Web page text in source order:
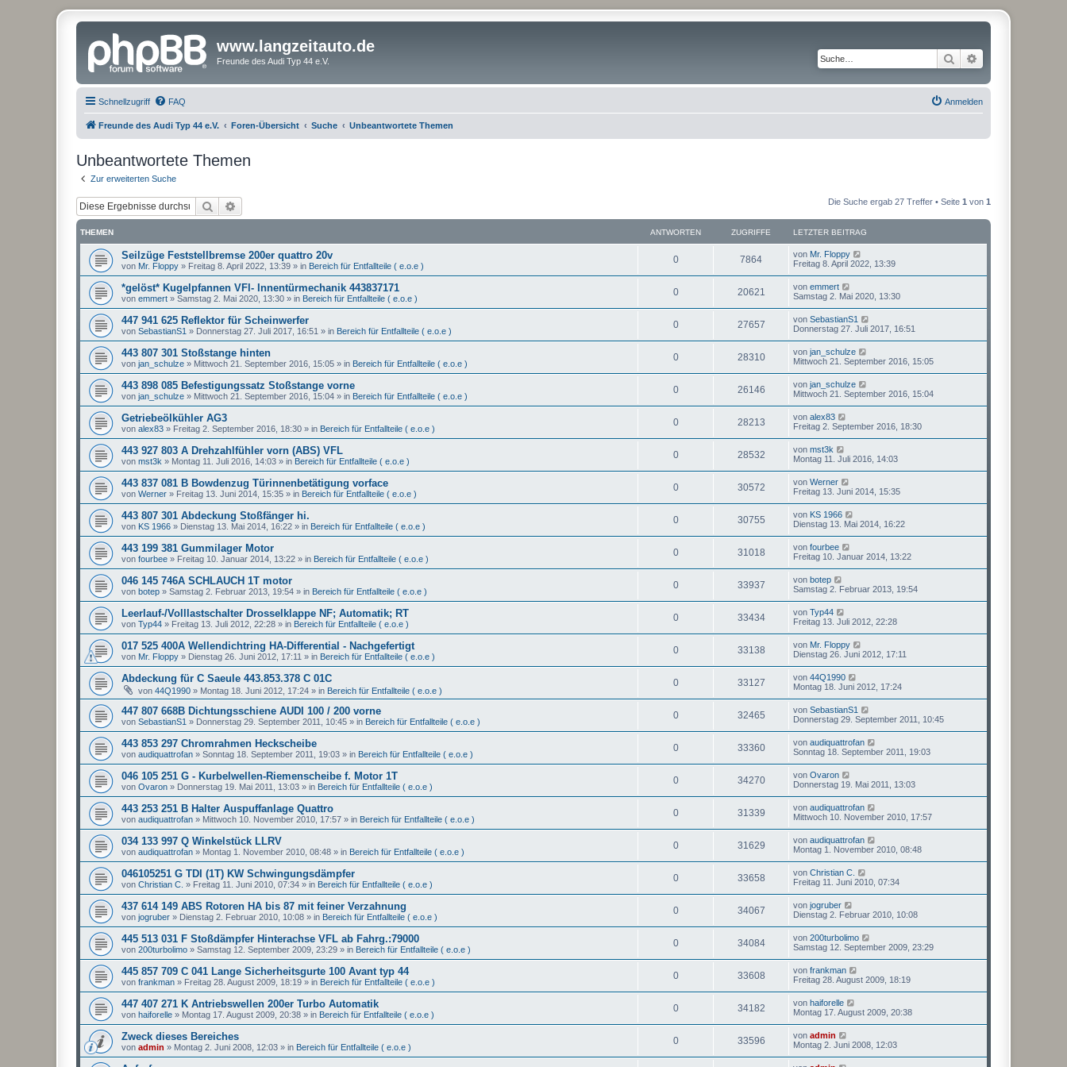
www.langzeitauto.de
Freunde des Audi Typ 44 e.V. Suche
Schnellzugriff FAQ Anmelden
Freunde des Audi Typ 44 e.V. Foren-Übersicht Suche Unbeantwortete Themen
Unbeantwortete Themen
Zur erweiterten Suche
Suche Die Suche ergab 27 Treffer • Seite 1 von 1
THEMEN ANTWORTEN ZUGRIFFE LETZTER BEITRAG
Seilzüge Feststellbremse 200er quattro 20v
von Mr. Floppy » Freitag 8. April 2022, 13:39 » in Bereich für Entfallteile ( e.o.e )
0 7864 von Mr. Floppy
Freitag 8. April 2022, 13:39
*gelöst* Kugelpfannen VFl- Innentürmechanik 443837171
von emmert » Samstag 2. Mai 2020, 13:30 » in Bereich für Entfallteile ( e.o.e )
0 20621 von emmert
Samstag 2. Mai 2020, 13:30
447 941 625 Reflektor für Scheinwerfer
von SebastianS1 » Donnerstag 27. Juli 2017, 16:51 » in Bereich für Entfallteile ( e.o.e )
0 27657 von SebastianS1
Donnerstag 27. Juli 2017, 16:51
443 807 301 Stoßstange hinten
von jan_schulze » Mittwoch 21. September 2016, 15:05 » in Bereich für Entfallteile ( e.o.e )
0 28310 von jan_schulze
Mittwoch 21. September 2016, 15:05
443 898 085 Befestigungssatz Stoßstange vorne
von jan_schulze » Mittwoch 21. September 2016, 15:04 » in Bereich für Entfallteile ( e.o.e )
0 26146 von jan_schulze
Mittwoch 21. September 2016, 15:04
Getriebeölkühler AG3
von alex83 » Freitag 2. September 2016, 18:30 » in Bereich für Entfallteile ( e.o.e )
0 28213 von alex83
Freitag 2. September 2016, 18:30
443 927 803 A Drehzahlfühler vorn (ABS) VFL
von mst3k » Montag 11. Juli 2016, 14:03 » in Bereich für Entfallteile ( e.o.e )
0 28532 von mst3k
Montag 11. Juli 2016, 14:03
443 837 081 B Bowdenzug Türinnenbetätigung vorface
von Werner » Freitag 13. Juni 2014, 15:35 » in Bereich für Entfallteile ( e.o.e )
0 30572 von Werner
Freitag 13. Juni 2014, 15:35
443 807 301 Abdeckung Stoßfänger hi.
von KS 1966 » Dienstag 13. Mai 2014, 16:22 » in Bereich für Entfallteile ( e.o.e )
0 30755 von KS 1966
Dienstag 13. Mai 2014, 16:22
443 199 381 Gummilager Motor
von fourbee » Freitag 10. Januar 2014, 13:22 » in Bereich für Entfallteile ( e.o.e )
0 31018 von fourbee
Freitag 10. Januar 2014, 13:22
046 145 746A SCHLAUCH 1T motor
von botep » Samstag 2. Februar 2013, 19:54 » in Bereich für Entfallteile ( e.o.e )
0 33937 von botep
Samstag 2. Februar 2013, 19:54
Leerlauf-/Volllastschalter Drosselklappe NF; Automatik; RT
von Typ44 » Freitag 13. Juli 2012, 22:28 » in Bereich für Entfallteile ( e.o.e )
0 33434 von Typ44
Freitag 13. Juli 2012, 22:28
017 525 400A Wellendichtring HA-Differential - Nachgefertigt
von Mr. Floppy » Dienstag 26. Juni 2012, 17:11 » in Bereich für Entfallteile ( e.o.e )
0 33138 von Mr. Floppy
Dienstag 26. Juni 2012, 17:11
Abdeckung für C Saeule 443.853.378 C 01C
von 44Q1990 » Montag 18. Juni 2012, 17:24 » in Bereich für Entfallteile ( e.o.e )
0 33127 von 44Q1990
Montag 18. Juni 2012, 17:24
447 807 668B Dichtungsschiene AUDI 100 / 200 vorne
von SebastianS1 » Donnerstag 29. September 2011, 10:45 » in Bereich für Entfallteile ( e.o.e )
0 32465 von SebastianS1
Donnerstag 29. September 2011, 10:45
443 853 297 Chromrahmen Heckscheibe
von audiquattrofan » Sonntag 18. September 2011, 19:03 » in Bereich für Entfallteile ( e.o.e )
0 33360 von audiquattrofan
Sonntag 18. September 2011, 19:03
046 105 251 G - Kurbelwellen-Riemenscheibe f. Motor 1T
von Ovaron » Donnerstag 19. Mai 2011, 13:03 » in Bereich für Entfallteile ( e.o.e )
0 34270 von Ovaron
Donnerstag 19. Mai 2011, 13:03
443 253 251 B Halter Auspuffanlage Quattro
von audiquattrofan » Mittwoch 10. November 2010, 17:57 » in Bereich für Entfallteile ( e.o.e )
0 31339 von audiquattrofan
Mittwoch 10. November 2010, 17:57
034 133 997 Q Winkelstück LLRV
von audiquattrofan » Montag 1. November 2010, 08:48 » in Bereich für Entfallteile ( e.o.e )
0 31629 von audiquattrofan
Montag 1. November 2010, 08:48
046105251 G TDI (1T) KW Schwingungsdämpfer
von Christian C. » Freitag 11. Juni 2010, 07:34 » in Bereich für Entfallteile ( e.o.e )
0 33658 von Christian C.
Freitag 11. Juni 2010, 07:34
437 614 149 ABS Rotoren HA bis 87 mit feiner Verzahnung
von jogruber » Dienstag 2. Februar 2010, 10:08 » in Bereich für Entfallteile ( e.o.e )
0 34067 von jogruber
Dienstag 2. Februar 2010, 10:08
445 513 031 F Stoßdämpfer Hinterachse VFL ab Fahrg.:79000
von 200turbolimo » Samstag 12. September 2009, 23:29 » in Bereich für Entfallteile ( e.o.e )
0 34084 von 200turbolimo
Samstag 12. September 2009, 23:29
445 857 709 C 041 Lange Sicherheitsgurte 100 Avant typ 44
von frankman » Freitag 28. August 2009, 18:19 » in Bereich für Entfallteile ( e.o.e )
0 33608 von frankman
Freitag 28. August 2009, 18:19
447 407 271 K Antriebswellen 200er Turbo Automatik
von haiforelle » Montag 17. August 2009, 20:38 » in Bereich für Entfallteile ( e.o.e )
0 34182 von haiforelle
Montag 17. August 2009, 20:38
Zweck dieses Bereiches
von admin » Montag 2. Juni 2008, 12:03 » in Bereich für Entfallteile ( e.o.e )
0 33596 von admin
Montag 2. Juni 2008, 12:03